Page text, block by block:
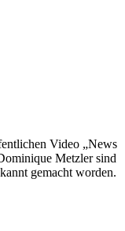
Video „News
Metzler sind
gemacht worden.